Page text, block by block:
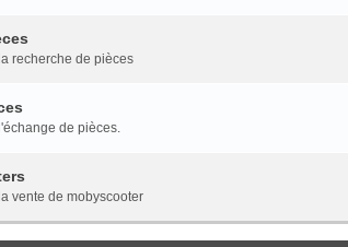
recherche de pièces
de pièces.
vente de mobyscooter